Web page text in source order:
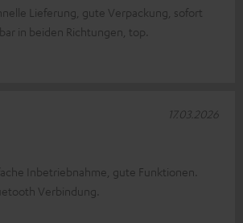
Lieferung, gute Verpackung, sofort
in beiden Richtungen, top.
Inbetriebnahme, gute Funktionen.
Verbindung.
17.03.2026